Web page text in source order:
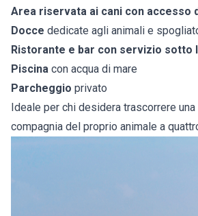
Area riservata ai cani con accesso
Docce dedicate agli animali e
Ristorante e bar con servizio sotto
Piscina con acqua di mare
Parcheggio privato
Ideale per chi desidera trascorrere una
compagnia del proprio animale a